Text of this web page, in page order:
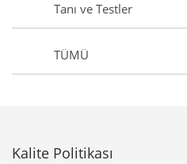
Tanı ve Testler
TÜMÜ
Kalite Politikası